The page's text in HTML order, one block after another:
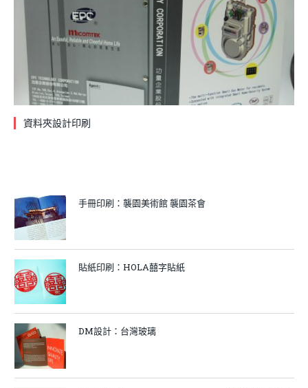
資料夾設計印刷
手冊印刷：襲園美術館 襲園茶會
貼紙印刷：HOLA囍字貼紙
DM設計：台灣玻璃